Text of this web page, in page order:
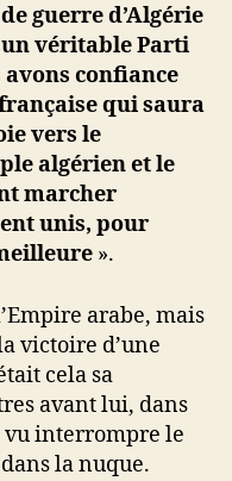
guerre d’Algérie
un véritable Parti
confiance
qui saura
vers le
algérien et le
marcher
unis, pour
».
arabe, mais
victoire d’une
cela sa
avant lui, dans
vu interrompre le
la nuque.